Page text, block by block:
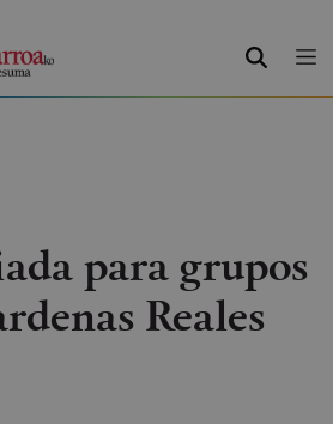
BUSCAR
para grupos
Reales